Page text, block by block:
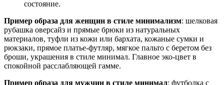
состояние.
Пример образа для женщин в стиле минимализм: шелковая
рубашка оверсайз и прямые брюки из натуральных
материалов, туфли из кожи или бархата, кожаные сумки и
рюкзаки, прямое платье-футляр, мягкое пальто с беретом без
броши, украшения в стиле минимал. Главное эко-цвет в
спокойной расслабляющей гамме.
Пример образа для мужчин в стиле минимал: футболка с